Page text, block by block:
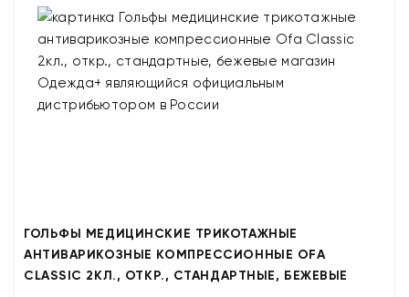
ГОЛЬФЫ МЕДИЦИНСКИЕ ТРИКОТАЖНЫЕ
АНТИВАРИКОЗНЫЕ КОМПРЕССИОННЫЕ OFA
CLASSIC 2КЛ., ОТКР., СТАНДАРТНЫЕ, БЕЖЕВЫЕ